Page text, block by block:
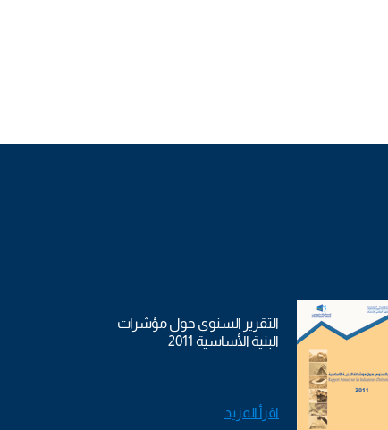
التقرير السنوي حول مؤشرات
البنية الأساسية 2011
اقرأ المزيد